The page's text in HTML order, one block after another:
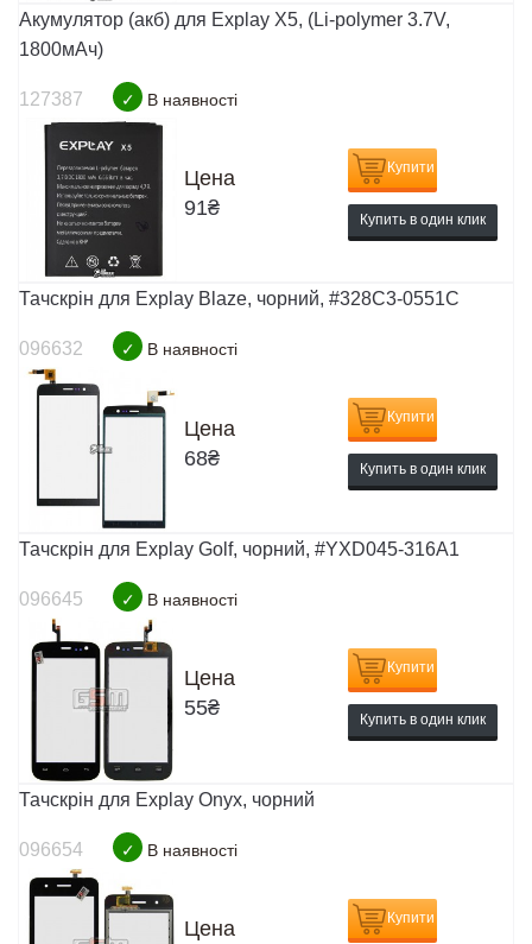
Акумулятор (акб) для Explay X5, (Li-polymer 3.7V,
1800мАч)
127387 ✓ В наявності
Цена
91₴
Купити
Купить в один клик
Тачскрін для Explay Blaze, чорний, #328C3-0551C
096632 ✓ В наявності
Цена
68₴
Купити
Купить в один клик
Тачскрін для Explay Golf, чорний, #YXD045-316A1
096645 ✓ В наявності
Цена
55₴
Купити
Купить в один клик
Тачскрін для Explay Onyx, чорний
096654 ✓ В наявності
Цена
Купити